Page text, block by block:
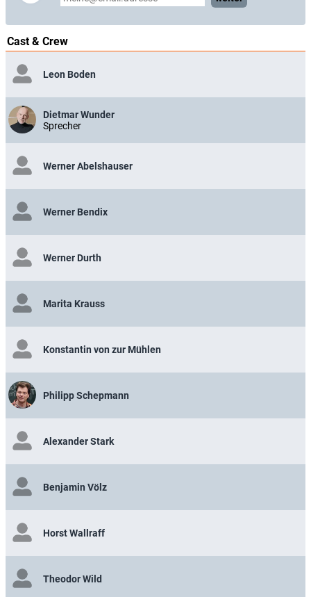
Cast & Crew
Leon Boden
Dietmar Wunder
Sprecher
Werner Abelshauser
Werner Bendix
Werner Durth
Marita Krauss
Konstantin von zur Mühlen
Philipp Schepmann
Alexander Stark
Benjamin Völz
Horst Wallraff
Theodor Wild